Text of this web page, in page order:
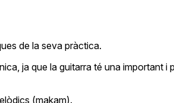
de la seva pràctica.
ja que la guitarra té una important i
(makam).